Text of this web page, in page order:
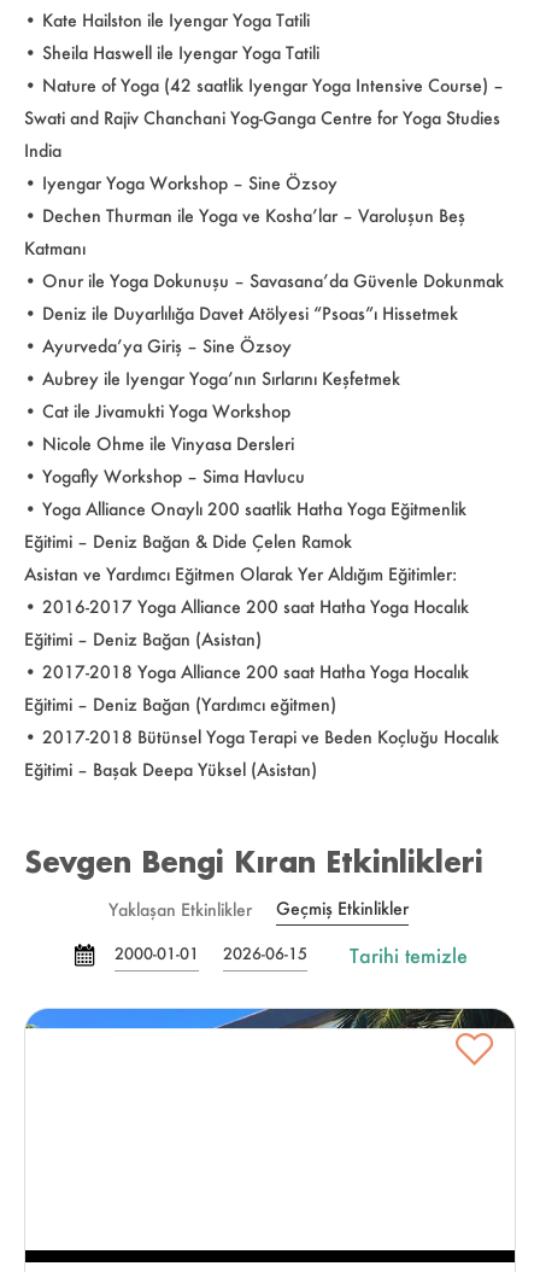
• Kate Hailston ile Iyengar Yoga Tatili
• Sheila Haswell ile Iyengar Yoga Tatili
• Nature of Yoga (42 saatlik Iyengar Yoga Intensive Course) –
Swati and Rajiv Chanchani Yog-Ganga Centre for Yoga Studies
India
• Iyengar Yoga Workshop – Sine Özsoy
• Dechen Thurman ile Yoga ve Kosha’lar – Varoluşun Beş
Katmanı
• Onur ile Yoga Dokunuşu – Savasana’da Güvenle Dokunmak
• Deniz ile Duyarlılığa Davet Atölyesi “Psoas”ı Hissetmek
• Ayurveda’ya Giriş – Sine Özsoy
• Aubrey ile Iyengar Yoga’nın Sırlarını Keşfetmek
• Cat ile Jivamukti Yoga Workshop
• Nicole Ohme ile Vinyasa Dersleri
• Yogafly Workshop – Sima Havlucu
• Yoga Alliance Onaylı 200 saatlik Hatha Yoga Eğitmenlik
Eğitimi – Deniz Bağan & Dide Çelen Ramok
Asistan ve Yardımcı Eğitmen Olarak Yer Aldığım Eğitimler:
• 2016-2017 Yoga Alliance 200 saat Hatha Yoga Hocalık
Eğitimi – Deniz Bağan (Asistan)
• 2017-2018 Yoga Alliance 200 saat Hatha Yoga Hocalık
Eğitimi – Deniz Bağan (Yardımcı eğitmen)
• 2017-2018 Bütünsel Yoga Terapi ve Beden Koçluğu Hocalık
Eğitimi – Başak Deepa Yüksel (Asistan)
Sevgen Bengi Kıran Etkinlikleri
Yaklaşan Etkinlikler Geçmiş Etkinlikler
2000-01-01 2026-06-15 Tarihi temizle